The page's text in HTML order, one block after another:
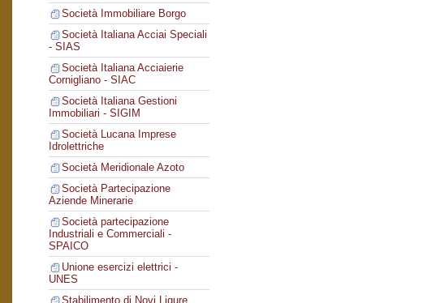
Società Immobiliare Borgo
Società Italiana Acciai Speciali
- SIAS
Società Italiana Acciaierie
Cornigliano - SIAC
Società Italiana Gestioni
Immobiliari - SIGIM
Società Lucana Imprese
Idrolettriche
Società Meridionale Azoto
Società Partecipazione
Aziende Minerarie
Società partecipazione
Industriali e Commerciali -
SPAICO
Unione esercizi elettrici -
UNES
Stabilimento di Novi Ligure